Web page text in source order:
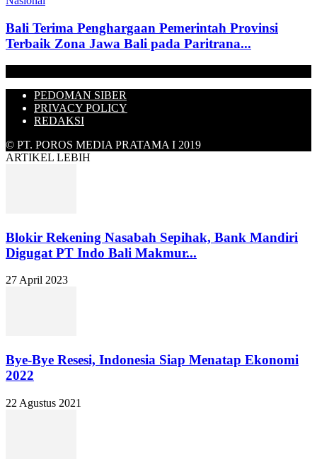
Bali Terima Penghargaan Pemerintah Provinsi
Terbaik Zona Jawa Bali pada Paritrana...
PEDOMAN SIBER
PRIVACY POLICY
REDAKSI
© PT. POROS MEDIA PRATAMA I 2019
ARTIKEL LEBIH
Blokir Rekening Nasabah Sepihak, Bank Mandiri
Digugat PT Indo Bali Makmur...
27 April 2023
Bye-Bye Resesi, Indonesia Siap Menatap Ekonomi
2022
22 Agustus 2021